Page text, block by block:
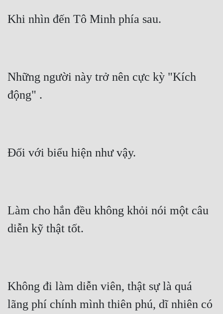
Khi nhìn đến Tô Minh phía sau.
Những người này trở nên cực kỳ "Kích
động" .
Đối với biểu hiện như vậy.
Làm cho hắn đều không khỏi nói một câu
diễn kỹ thật tốt.
Không đi làm diễn viên, thật sự là quá
lãng phí chính mình thiên phú, dĩ nhiên có